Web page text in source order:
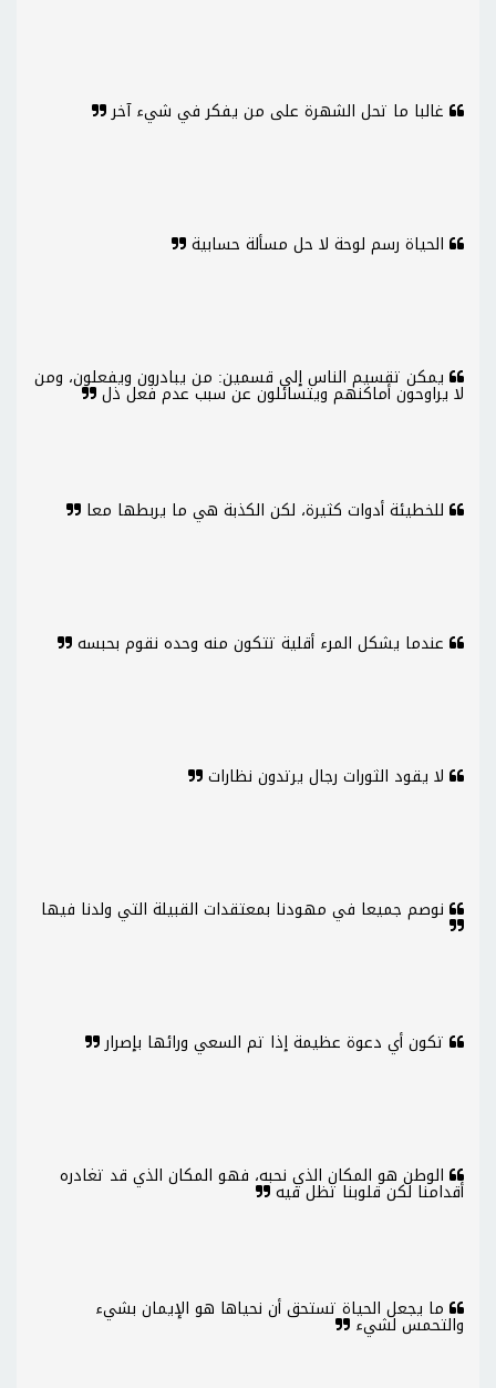
غالبا ما تحل الشهرة على من يفكر في شيء آخر
الحياة رسم لوحة لا حل مسألة حسابية
يمكن تقسيم الناس إلى قسمين: من يبادرون ويفعلون، ومن
لا يراوحون أماكنهم ويتسائلون عن سبب عدم فعل ذل
للخطيئة أدوات كثيرة، لكن الكذبة هي ما يربطها معا
عندما يشكل المرء أقلية تتكون منه وحده نقوم بحبسه
لا يقود الثورات رجال يرتدون نظارات
نوصم جميعا في مهودنا بمعتقدات القبيلة التي ولدنا فيها
تكون أي دعوة عظيمة إذا تم السعي ورائها بإصرار
الوطن هو المكان الذي نحبه، فهو المكان الذي قد تغادره
أقدامنا لكن قلوبنا تظل فيه
ما يجعل الحياة تستحق أن نحياها هو الإيمان بشيء
والتحمس لشيء